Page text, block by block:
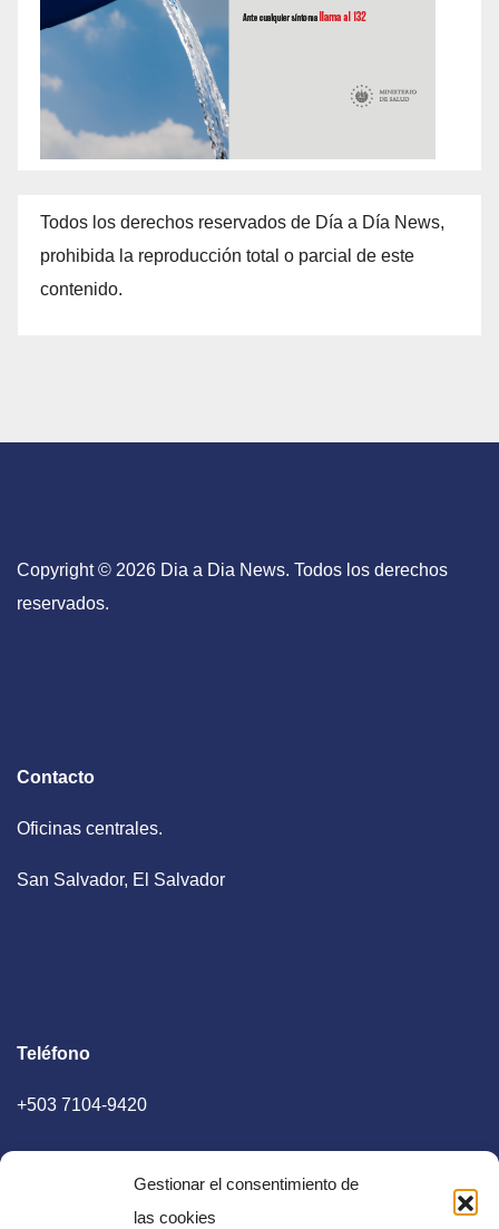
Gestionar el consentimiento de
las cookies
Todos los derechos reservados de Día a Día News,
prohibida la reproducción total o parcial de este
contenido.
Copyright © 2026 Dia a Dia News. Todos los derechos
reservados.
Contacto
Oficinas centrales.
San Salvador, El Salvador
Teléfono
+503 7104-9420